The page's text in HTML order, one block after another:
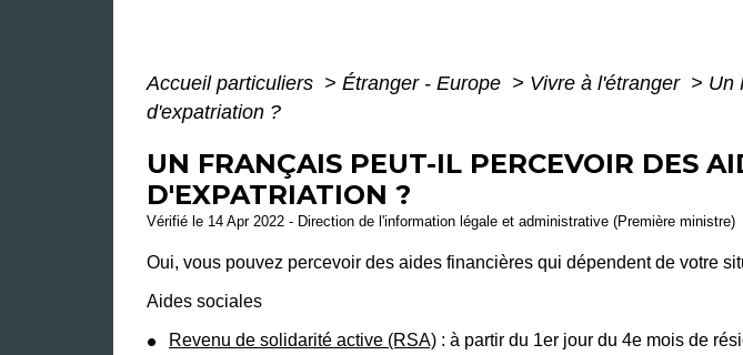
Accueil particuliers > Étranger - Europe > Vivre à l'étranger > Un
d'expatriation ?
UN FRANÇAIS PEUT-IL PERCEVOIR DES
D'EXPATRIATION ?
Vérifié le 14 Apr 2022 - Direction de l'information légale et administrative (Première ministre)
Oui, vous pouvez percevoir des aides financières qui dépendent de votre
Aides sociales
Revenu de solidarité active (RSA) : à partir du 1er jour du 4e mois de